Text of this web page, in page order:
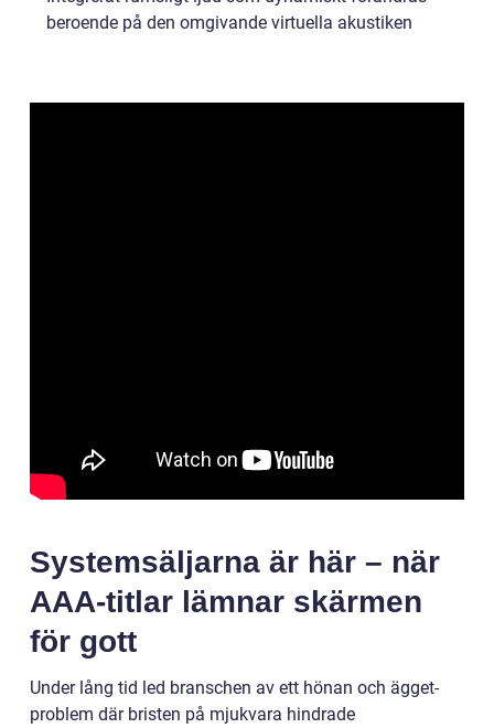
beroende på den omgivande virtuella akustiken
Systemsäljarna är här – när
AAA-titlar lämnar skärmen
för gott
Under lång tid led branschen av ett hönan och ägget-
problem där bristen på mjukvara hindrade